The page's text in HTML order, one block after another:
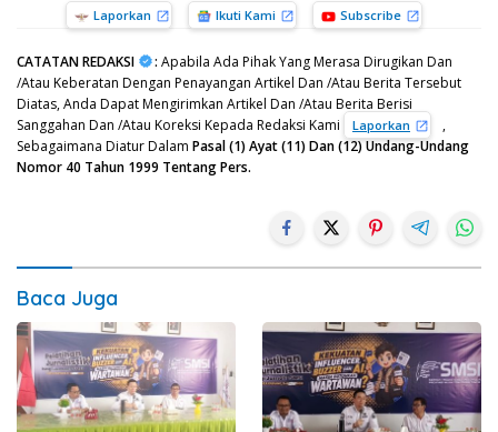
Laporkan Ikuti Kami Subscribe
CATATAN REDAKSI : Apabila Ada Pihak Yang Merasa Dirugikan Dan
/Atau Keberatan Dengan Penayangan Artikel Dan /Atau Berita Tersebut
Diatas, Anda Dapat Mengirimkan Artikel Dan /Atau Berita Berisi
Sanggahan Dan /Atau Koreksi Kepada Redaksi Kami
Laporkan
,
Sebagaimana Diatur Dalam Pasal (1) Ayat (11) Dan (12) Undang-Undang
Nomor 40 Tahun 1999 Tentang Pers.
Baca Juga